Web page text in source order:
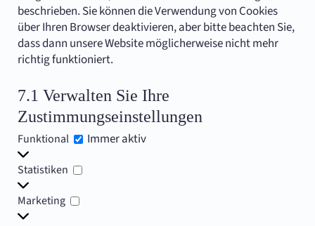
beschrieben. Sie können die Verwendung von Cookies
über Ihren Browser deaktivieren, aber bitte beachten Sie,
dass dann unsere Website möglicherweise nicht mehr
richtig funktioniert.
7.1 Verwalten Sie Ihre
Zustimmungseinstellungen
Funktional Funktional
Immer aktiv
Statistiken
Marketing